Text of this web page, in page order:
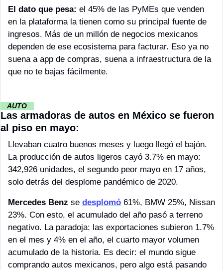
El dato que pesa: el 45% de las PyMEs que venden
en la plataforma la tienen como su principal fuente de
ingresos. Más de un millón de negocios mexicanos
dependen de ese ecosistema para facturar. Eso ya no
suena a app de compras, suena a infraestructura de la
que no te bajas fácilmente.
AUTO
Las armadoras de autos en México se fueron
al piso en mayo:
Llevaban cuatro buenos meses y luego llegó el bajón.
La producción de autos ligeros cayó 3.7% en mayo:
342,926 unidades, el segundo peor mayo en 17 años,
solo detrás del desplome pandémico de 2020.
Mercedes Benz se desplomó 61%, BMW 25%, Nissan
23%. Con esto, el acumulado del año pasó a terreno
negativo. La paradoja: las exportaciones subieron 1.7%
en el mes y 4% en el año, el cuarto mayor volumen
acumulado de la historia. Es decir: el mundo sigue
comprando autos mexicanos, pero algo está pasando